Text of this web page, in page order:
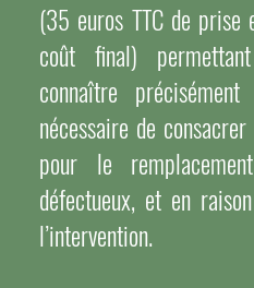
(35 euros TTC de prise
coût final)
connaître
nécessaire de
pour le
défectueux, et en
l’intervention.